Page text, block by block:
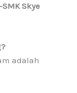
Skye
adalah